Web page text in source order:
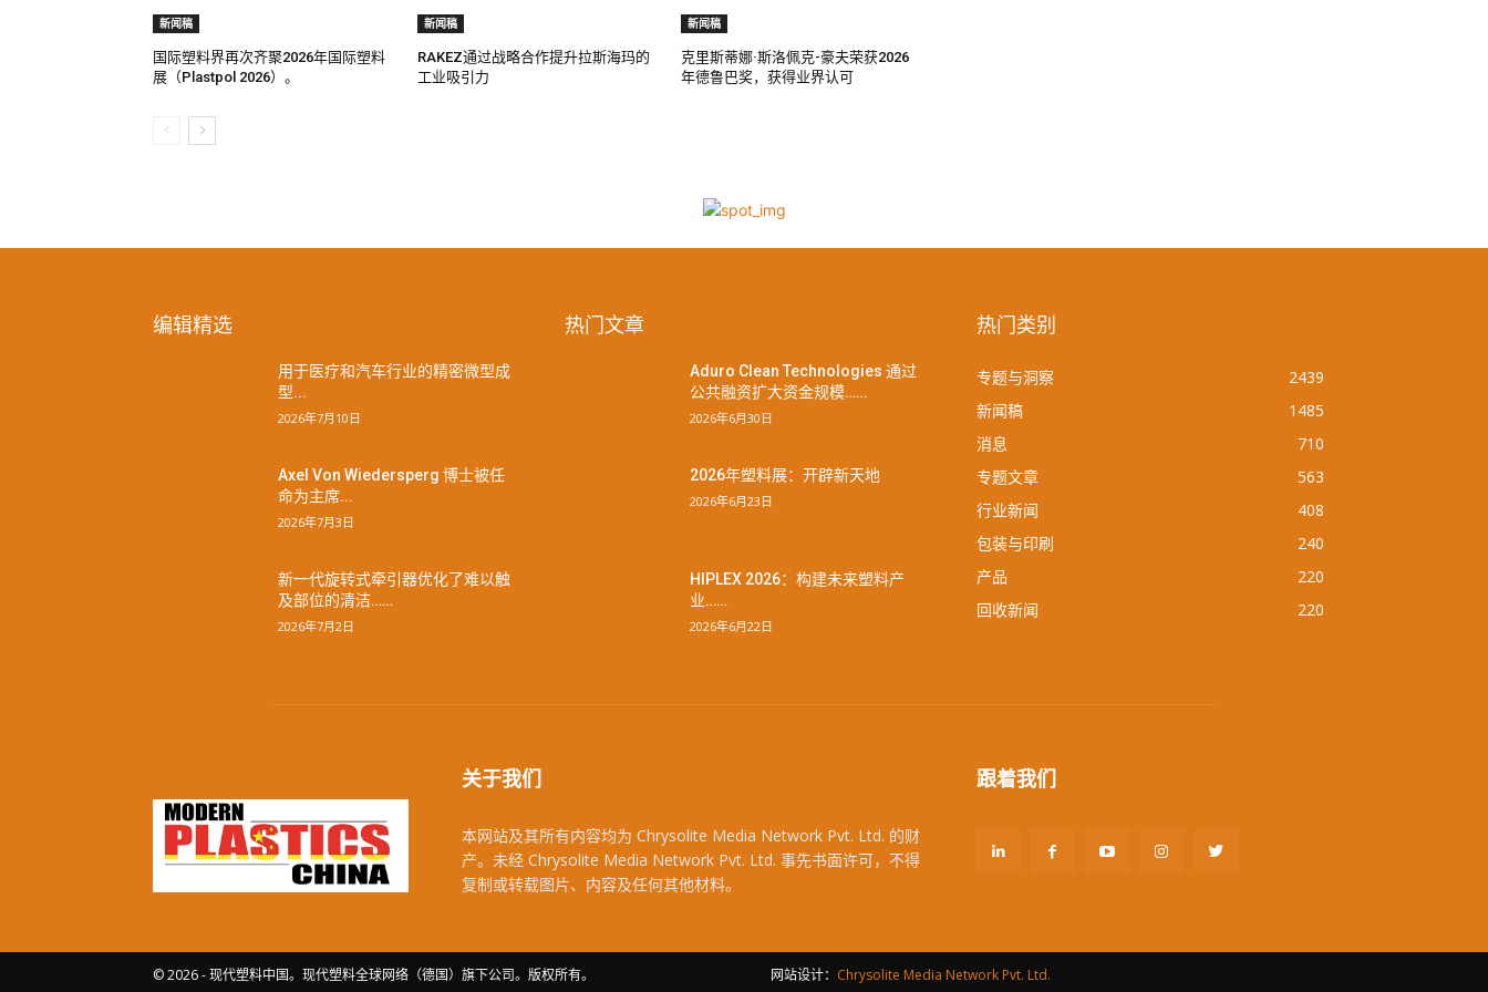
新闻稿
国际塑料界再次齐聚2026年国际塑料
展（Plastpol 2026）。
新闻稿
RAKEZ通过战略合作提升拉斯海玛的
工业吸引力
新闻稿
克里斯蒂娜·斯洛佩克-豪夫荣获2026
年德鲁巴奖，获得业界认可
编辑精选
用于医疗和汽车行业的精密微型成
型...
2026年7月10日
Axel Von Wiedersperg 博士被任
命为主席...
2026年7月3日
新一代旋转式牵引器优化了难以触
及部位的清洁……
2026年7月2日
热门文章
Aduro Clean Technologies 通过
公共融资扩大资金规模……
2026年6月30日
2026年塑料展：开辟新天地
2026年6月23日
HIPLEX 2026：构建未来塑料产
业……
2026年6月22日
热门类别
专题与洞察
2439
新闻稿
1485
消息
710
专题文章
563
行业新闻
408
包装与印刷
240
产品
220
回收新闻
220
关于我们
本网站及其所有内容均为 Chrysolite Media Network Pvt. Ltd. 的财
产。未经 Chrysolite Media Network Pvt. Ltd. 事先书面许可，不得
复制或转载图片、内容及任何其他材料。
跟着我们
© 2026 - 现代塑料中国。现代塑料全球网络（德国）旗下公司。版权所有。 网站设计： Chrysolite Media Network Pvt. Ltd.